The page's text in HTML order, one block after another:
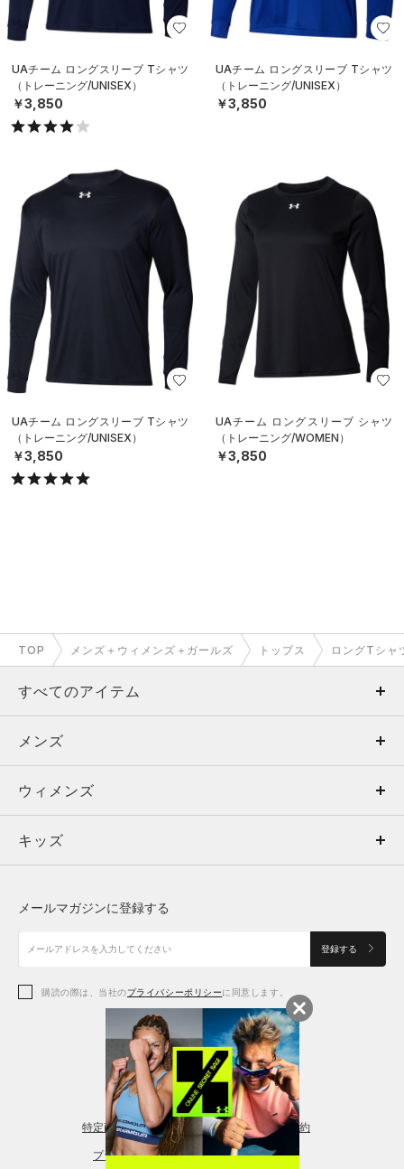
UAチーム ロングスリーブ Tシャツ
（トレーニング/UNISEX）
￥3,850
UAチーム ロングスリーブ Tシャツ
（トレーニング/UNISEX）
￥3,850
UAチーム ロングスリーブ Tシャツ
（トレーニング/UNISEX）
￥3,850
UAチーム ロングスリーブ シャツ
（トレーニング/WOMEN）
￥3,850
TOP メンズ＋ウィメンズ＋ガールズ トップス ロングTシャ
すべてのアイテム
メンズ
ウィメンズ
キッズ
アクセサリー
メンズ
トップス
ボトムス
アクセサリー
ウィメンズ
トップス
シューズ
アクセサリー
レギンス＆タイツ
キッズ
シューズ
メールマガジンに登録する
登録する
購読の際は、当社のプライバシーポリシーに同意します。
特定商取引法に基づく通販の表記 会員規約
プライバシーポリシー